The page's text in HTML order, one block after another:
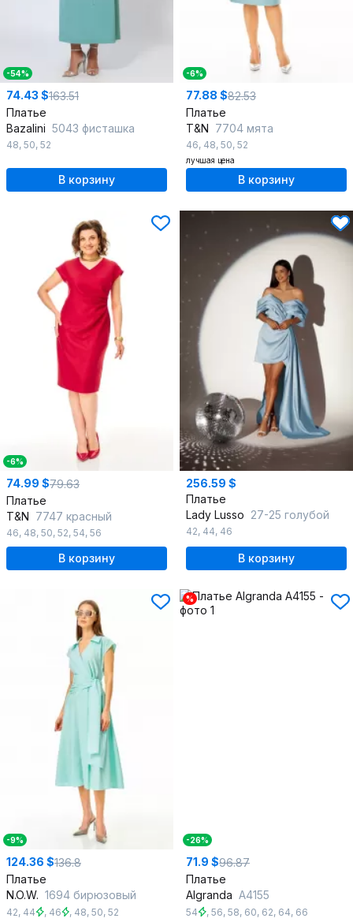
-54%
74.43 $163.51
Платье
Bazalini 5043 фисташка
48, 50, 52
В корзину
-6%
77.88 $82.53
Платье
T&N 7704 мята
46, 48, 50, 52
лучшая цена
В корзину
-6%
74.99 $79.63
Платье
T&N 7747 красный
46, 48, 50, 52, 54, 56
В корзину
256.59 $
Платье
Lady Lusso 27-25 голубой
42, 44, 46
В корзину
-9%
124.36 $136.8
Платье
N.O.W. 1694 бирюзовый
42, 44 , 46 , 48, 50, 52
%
-26%
71.9 $96.87
Платье
Algranda А4155
54 , 56, 58, 60, 62, 64, 66